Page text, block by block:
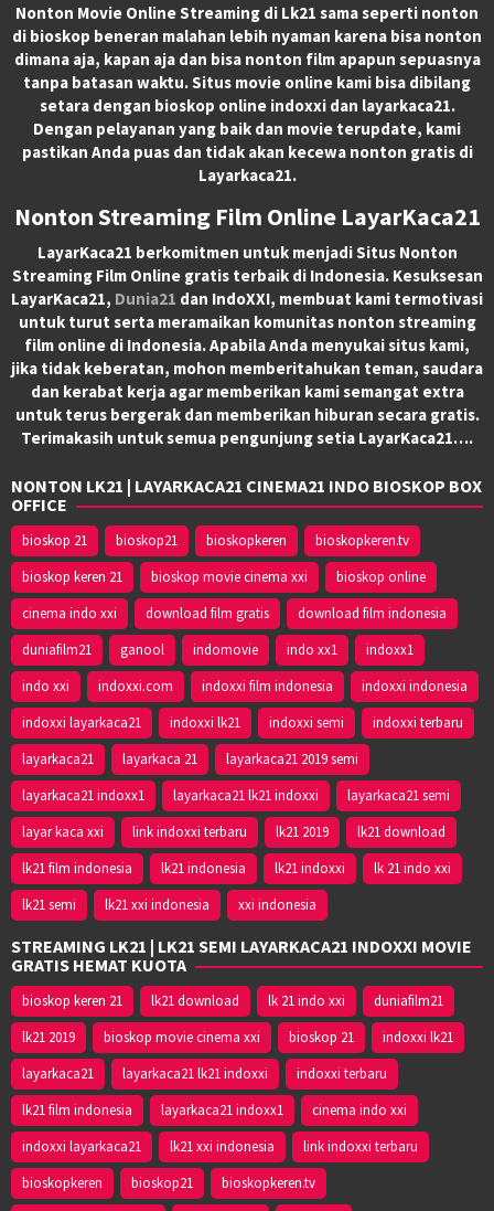
Nonton Movie Online Streaming di Lk21 sama seperti nonton
di bioskop beneran malahan lebih nyaman karena bisa nonton
dimana aja, kapan aja dan bisa nonton film apapun sepuasnya
tanpa batasan waktu. Situs movie online kami bisa dibilang
setara dengan bioskop online indoxxi dan layarkaca21.
Dengan pelayanan yang baik dan movie terupdate, kami
pastikan Anda puas dan tidak akan kecewa nonton gratis di
Layarkaca21.
Nonton Streaming Film Online LayarKaca21
LayarKaca21 berkomitmen untuk menjadi Situs Nonton
Streaming Film Online gratis terbaik di Indonesia. Kesuksesan
LayarKaca21, Dunia21 dan IndoXXI, membuat kami termotivasi
untuk turut serta meramaikan komunitas nonton streaming
film online di Indonesia. Apabila Anda menyukai situs kami,
jika tidak keberatan, mohon memberitahukan teman, saudara
dan kerabat kerja agar memberikan kami semangat extra
untuk terus bergerak dan memberikan hiburan secara gratis.
Terimakasih untuk semua pengunjung setia LayarKaca21….
NONTON LK21 | LAYARKACA21 CINEMA21 INDO BIOSKOP BOX
OFFICE
bioskop 21 bioskop21 bioskopkeren
bioskopkeren.tv
bioskop keren 21
bioskop movie cinema xxi
bioskop online
cinema indo xxi
download film gratis
download film indonesia
duniafilm21
ganool indomovie indo xx1
indoxx1
indo xxi
indoxxi.com indoxxi film indonesia
indoxxi indonesia
indoxxi layarkaca21
indoxxi lk21 indoxxi semi
indoxxi terbaru
layarkaca21
layarkaca 21
layarkaca21 2019 semi
layarkaca21 indoxx1
layarkaca21 lk21 indoxxi
layarkaca21 semi
layar kaca xxi
link indoxxi terbaru lk21 2019
lk21 download
lk21 film indonesia
lk21 indonesia lk21 indoxxi
lk 21 indo xxi
lk21 semi
lk21 xxi indonesia xxi indonesia
STREAMING LK21 | LK21 SEMI LAYARKACA21 INDOXXI MOVIE
GRATIS HEMAT KUOTA
bioskop keren 21 lk21 download lk 21 indo xxi
duniafilm21
lk21 2019
bioskop movie cinema xxi bioskop 21
indoxxi lk21
layarkaca21
layarkaca21 lk21 indoxxi
indoxxi terbaru
lk21 film indonesia
layarkaca21 indoxx1
cinema indo xxi
indoxxi layarkaca21
lk21 xxi indonesia
link indoxxi terbaru
bioskopkeren
bioskop21
bioskopkeren.tv